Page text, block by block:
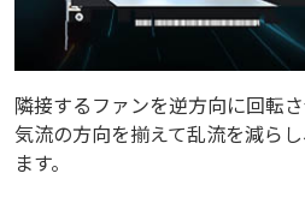
隣接するファンを逆方向に回転
気流の方向を揃えて乱流を減ら
ます。